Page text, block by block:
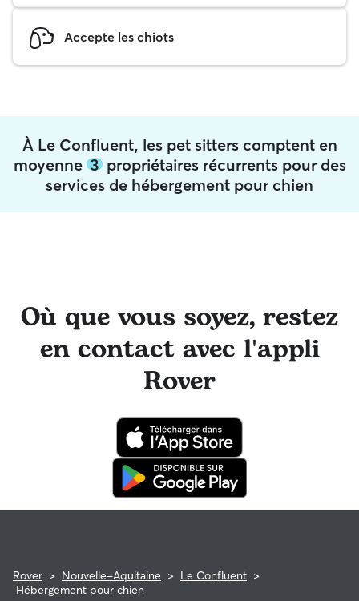
Accepte les chiots
À Le Confluent, les pet sitters comptent en
moyenne 3propriétaires récurrents pour des
services de hébergement pour chien
Où que vous soyez, restez
en contact avec l'appli
Rover
Rover > Nouvelle-Aquitaine > Le Confluent >
Hébergement pour chien